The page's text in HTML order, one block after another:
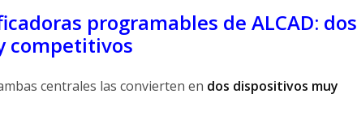
programables de ALCAD: dos
competitivos
centrales las convierten en dos dispositivos muy